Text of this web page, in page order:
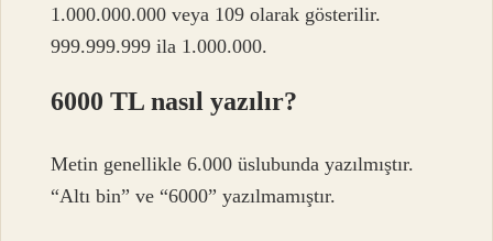
1.000.000.000 veya 109 olarak gösterilir.
999.999.999 ila 1.000.000.
6000 TL nasıl yazılır?
Metin genellikle 6.000 üslubunda yazılmıştır.
“Altı bin” ve “6000” yazılmamıştır.